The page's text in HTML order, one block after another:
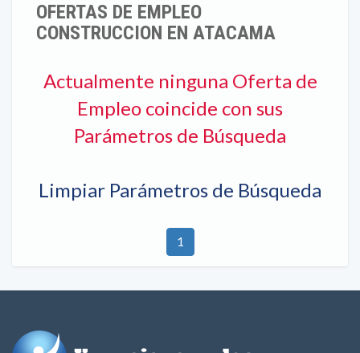
OFERTAS DE EMPLEO
CONSTRUCCION EN ATACAMA
Actualmente ninguna Oferta de
Empleo coincide con sus
Parámetros de Búsqueda
Limpiar Parámetros de Búsqueda
1